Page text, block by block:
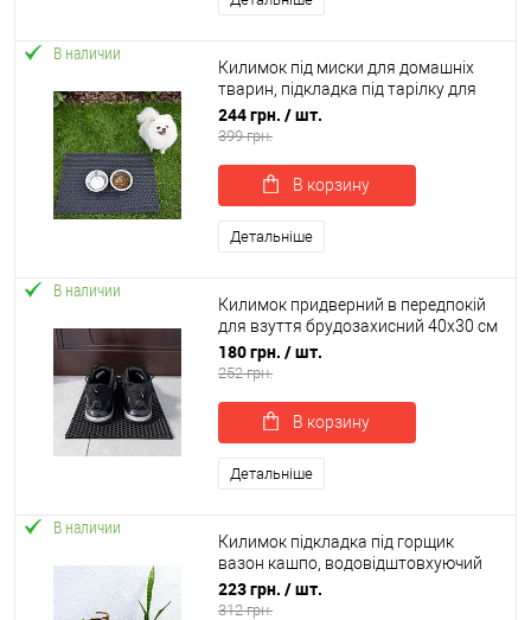
В наличии
Килимок під миски для домашніх
тварин, підкладка під тарілку для
котів 60х40 см OSPORT (R-00037)
244 грн. / шт.
399 грн.
В корзину
Детальніше
В наличии
Килимок придверний в передпокій
для взуття брудозахисний 40х30 см
OSPORT EVA (R-00045)
180 грн. / шт.
252 грн.
В корзину
Детальніше
В наличии
Килимок підкладка під горщик
вазон кашпо, водовідштовхуючий
брудозахисний OSPORT 50x40 см (R-
00050)
223 грн. / шт.
312 грн.